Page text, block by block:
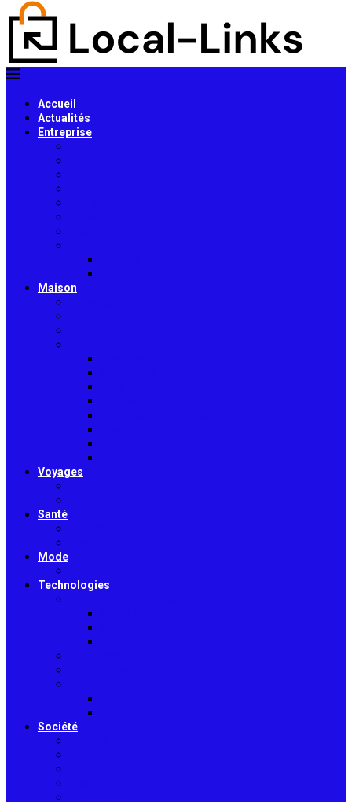
Accueil
Actualités
Entreprise
Maison
Voyages
Santé
Mode
Technologies
Société